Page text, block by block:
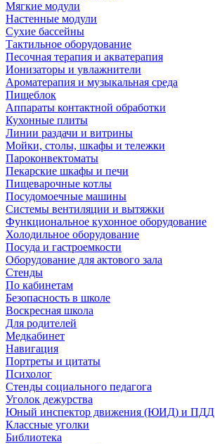
Мягкие модули
Настенные модули
Сухие бассейны
Тактильное оборудование
Песочная терапия и акватерапия
Ионизаторы и увлажнители
Ароматерапия и музыкальная среда
Пищеблок
Аппараты контактной обработки
Кухонные плиты
Линии раздачи и витрины
Мойки, столы, шкафы и тележки
Пароконвектоматы
Пекарские шкафы и печи
Пищеварочные котлы
Посудомоечные машины
Системы вентиляции и вытяжки
Функциональное кухонное оборудование
Холодильное оборудование
Посуда и гастроемкости
Оборудование для актового зала
Стенды
По кабинетам
Безопасность в школе
Воскресная школа
Для родителей
Медкабинет
Навигация
Портреты и цитаты
Психолог
Стенды социального педагога
Уголок дежурства
Юный инспектор движения (ЮИД) и ПДД
Классные уголки
Библиотека